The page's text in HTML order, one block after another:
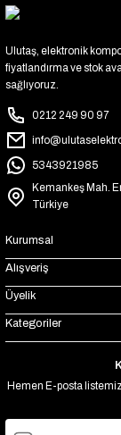
Ulutaş, elektronik
fiyatlandırma ve stok
sağlıyoruz.
0212 249 90 97
5343921985
Kemankeş Mah.
Türkiye
Kurumsal
Alışveriş
Üyelik
Kategoriler
Hemen E-posta